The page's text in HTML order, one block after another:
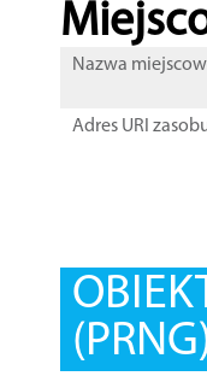
Nazwa
Adres URI